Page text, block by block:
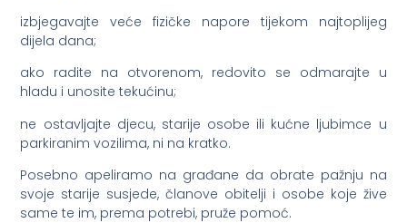
izbjegavajte veće fizičke napore tijekom najtoplijeg
dijela dana;
ako radite na otvorenom, redovito se odmarajte u
hladu i unosite tekućinu;
ne ostavljajte djecu, starije osobe ili kućne ljubimce u
parkiranim vozilima, ni na kratko.
Posebno apeliramo na građane da obrate pažnju na
svoje starije susjede, članove obitelji i osobe koje žive
same te im, prema potrebi, pruže pomoć.